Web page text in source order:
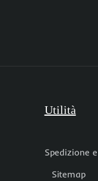
Utilità
Spedizione
Sitemap